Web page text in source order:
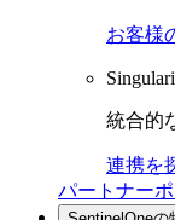
お客様
統合的
連携を
パートナー